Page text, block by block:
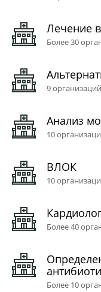
Лечение
Более 30
9 организаций
Анализ
10
ВЛОК
10
Более 40
Более 10